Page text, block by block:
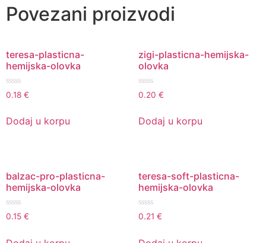
Povezani proizvodi
teresa-plasticna-
hemijska-olovka
Ocenjeno
sa
od
5
0.18 €
Dodaj u korpu
zigi-plasticna-hemijska-
olovka
Ocenjeno
sa
od
5
0.20 €
Dodaj u korpu
balzac-pro-plasticna-
hemijska-olovka
Ocenjeno
sa
0.15 €
teresa-soft-plasticna-
hemijska-olovka
Ocenjeno
sa
0.21 €